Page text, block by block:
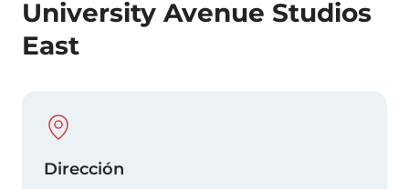
University Avenue Studios
East
Physical Location
Dirección